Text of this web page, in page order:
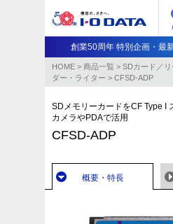
創業50周年 特別企画・最
HOME > 商品一覧 > SDカード／
ダー・ライター > CFSD-ADP
SDメモリーカードをCF Type I
カメラやPDAで活用
CFSD-ADP
概要・特長